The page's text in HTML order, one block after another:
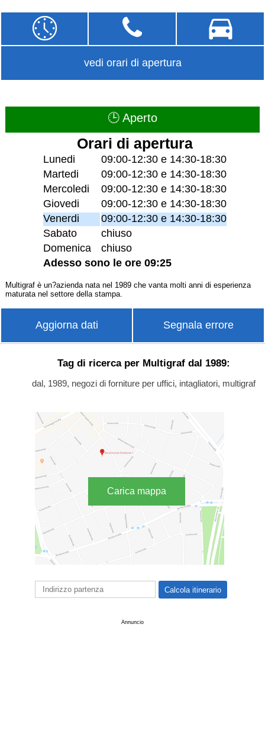
vedi orari di apertura
🕒 Aperto
Orari di apertura
Lunedi
09:00-12:30 e 14:30-18:30
Martedi
09:00-12:30 e 14:30-18:30
Mercoledi
09:00-12:30 e 14:30-18:30
Giovedi
09:00-12:30 e 14:30-18:30
Venerdi
09:00-12:30 e 14:30-18:30
Sabato
chiuso
Domenica
chiuso
Adesso sono le ore 09:25
Multigraf è un?azienda nata nel 1989 che vanta molti anni di esperienza
maturata nel settore della stampa.
Aggiorna dati Segnala errore
Tag di ricerca per Multigraf dal 1989:
dal, 1989, negozi di forniture per uffici, intagliatori, multigraf
Carica mappa
Annuncio